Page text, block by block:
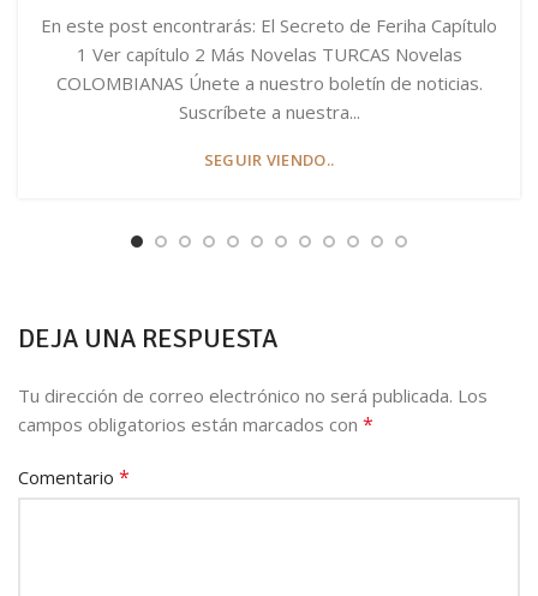
En este post encontrarás: El Secreto de Feriha Capítulo
1 Ver capítulo 2 Más Novelas TURCAS Novelas
COLOMBIANAS Únete a nuestro boletín de noticias.
Suscríbete a nuestra...
SEGUIR VIENDO..
DEJA UNA RESPUESTA
Tu dirección de correo electrónico no será publicada. Los
campos obligatorios están marcados con *
Comentario *